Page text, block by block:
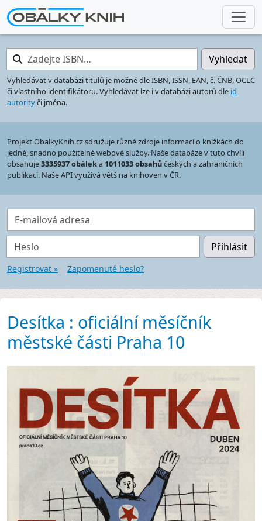
Zadejte ISBN… Vyhledat
Vyhledávat v databázi titulů je možné dle ISBN, ISSN, EAN, č. ČNB, OCLC
či vlastního identifikátoru. Vyhledávat lze i v databázi autorů dle id
autorityči jména.
Projekt ObalkyKnih.cz sdružuje různé zdroje informací o knížkách do
jedné, snadno použitelné webové služby. Naše databáze v tuto chvíli
obsahuje3335937 obáleka 1011033 obsahůčeských a zahraničních
publikací. Naše API využívá většina knihoven v ČR.
E-mailová adresa
Heslo Přihlásit
Registrovat » Zapomenuté heslo?
Desítka : oficiální měsíčník
městské části Praha 10